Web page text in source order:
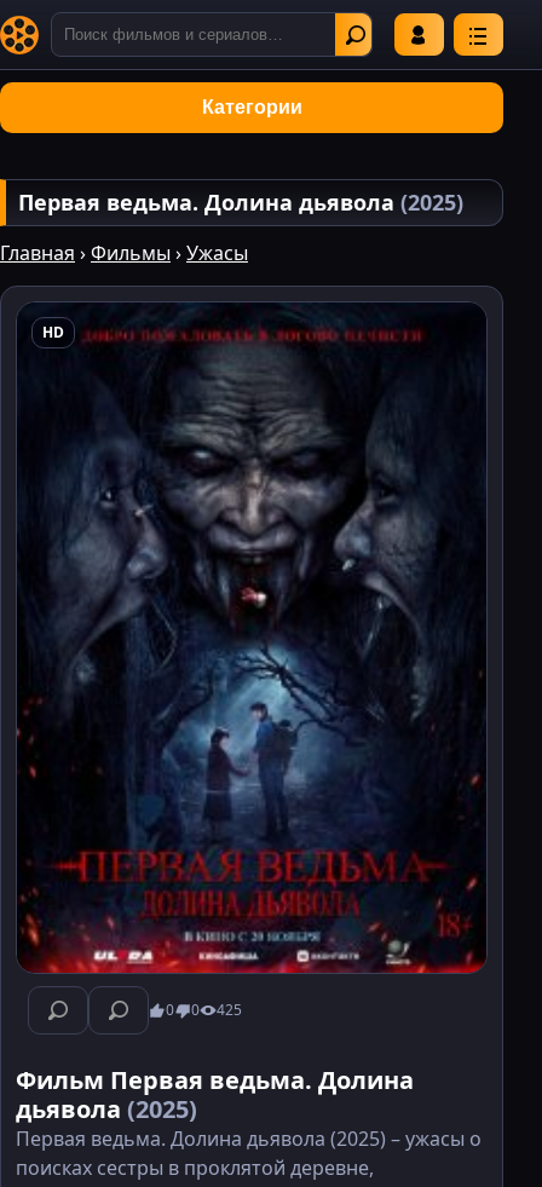
Категории
Первая ведьма. Долина дьявола (2025)
Главная ›Фильмы ›Ужасы
HD
0 0 425
Фильм Первая ведьма. Долина
дьявола (2025)
Первая ведьма. Долина дьявола (2025) – ужасы о
поисках сестры в проклятой деревне,